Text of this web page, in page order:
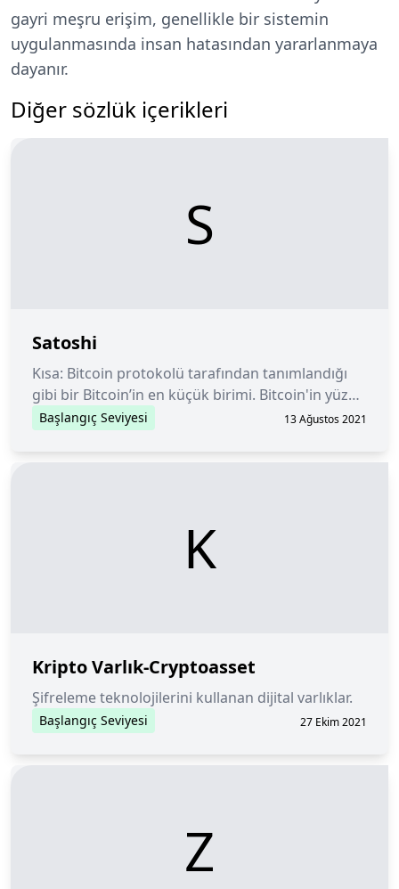
gayri meşru erişim, genellikle bir sistemin
uygulanmasında insan hatasından yararlanmaya
dayanır.
Diğer sözlük içerikleri
S
Satoshi
Kısa: Bitcoin protokolü tarafından tanımlandığı
gibi bir Bitcoin’in en küçük birimi. Bitcoin'in yüz
milyonda birine veya 0.00000001 BTC'ye eşittir.
Başlangıç Seviyesi 13 Ağustos 2021
K
Kripto Varlık-Cryptoasset
Şifreleme teknolojilerini kullanan dijital varlıklar.
Başlangıç Seviyesi 27 Ekim 2021
Z